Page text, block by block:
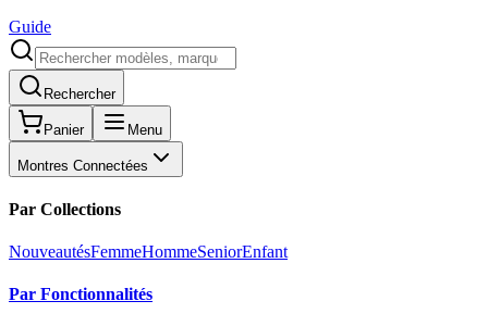
Guide
Rechercher
Panier Menu
Montres Connectées
Par Collections
NouveautésFemmeHommeSeniorEnfant
Par Fonctionnalités